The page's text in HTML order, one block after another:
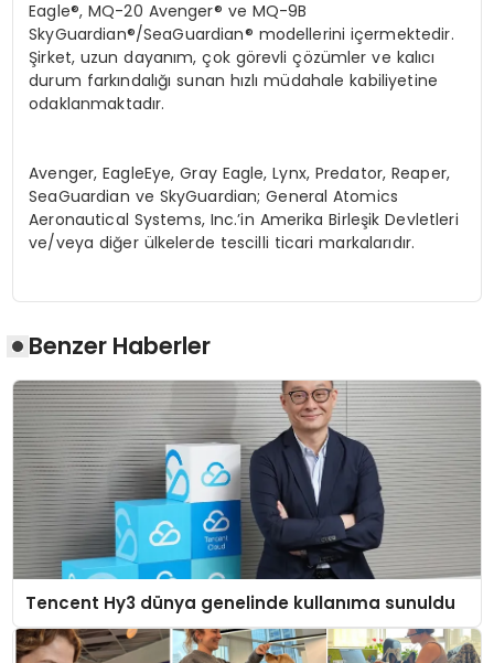
Eagle®, MQ-20 Avenger® ve MQ-9B
SkyGuardian®/SeaGuardian® modellerini içermektedir.
Şirket, uzun dayanım, çok görevli çözümler ve kalıcı
durum farkındalığı sunan hızlı müdahale kabiliyetine
odaklanmaktadır.
Avenger, EagleEye, Gray Eagle, Lynx, Predator, Reaper,
SeaGuardian ve SkyGuardian; General Atomics
Aeronautical Systems, Inc.’in Amerika Birleşik Devletleri
ve/veya diğer ülkelerde tescilli ticari markalarıdır.
Benzer Haberler
Tencent Hy3 dünya genelinde kullanıma sunuldu